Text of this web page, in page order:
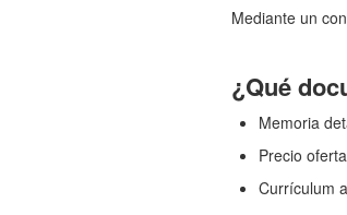
Mediante un
¿Qué
Memoria
Precio
Currículum